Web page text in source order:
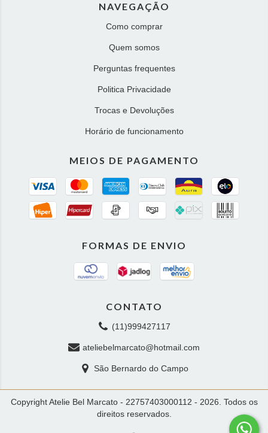
NAVEGAÇÃO
Como comprar
Quem somos
Perguntas frequentes
Politica Privacidade
Trocas e Devoluções
Horário de funcionamento
MEIOS DE PAGAMENTO
FORMAS DE ENVIO
CONTATO
(11)999427117
ateliebelmarcato@hotmail.com
São Bernardo do Campo
Copyright Atelie Bel Marcato - 22757403000112 - 2026. Todos os
direitos reservados.